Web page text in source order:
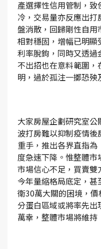
產選擇性信用管制，
冷，交易量亦反應出
盤消散，回歸剛性自
相對穩固，增幅已明
利率脫鉤，同時又透
不出招也在意料範圍
明，過於孤注一擲恐殃
大家房屋企劃研究室
波打房難以抑制疫情
重手，推出各界直指
度急速下降。惟整體市
市場信心不足，買賣
今年量縮格局底定，
衛30萬大關的困境，
分蛋白區域或將率先
萬幸，整體市場將維持